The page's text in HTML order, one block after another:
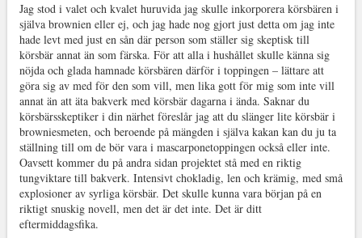
Jag stod i valet och kvalet huruvida jag skulle inkorporera körsbären i
själva brownien eller ej, och jag hade nog gjort just detta om jag inte
hade levt med just en sån där person som ställer sig skeptisk till
körsbär annat än som färska. För att alla i hushållet skulle känna sig
nöjda och glada hamnade körsbären därför i toppingen – lättare att
göra sig av med för den som vill, men lika gott för mig som inte vill
annat än att äta bakverk med körsbär dagarna i ända. Saknar du
körsbärsskeptiker i din närhet föreslår jag att du slänger lite körsbär i
browniesmeten, och beroende på mängden i själva kakan kan du ju ta
ställning till om de bör vara i mascarponetoppingen också eller inte.
Oavsett kommer du på andra sidan projektet stå med en riktig
tungviktare till bakverk. Intensivt chokladig, len och krämig, med små
explosioner av syrliga körsbär. Det skulle kunna vara början på en
riktigt snuskig novell, men det är det inte. Det är ditt
eftermiddagsfika.